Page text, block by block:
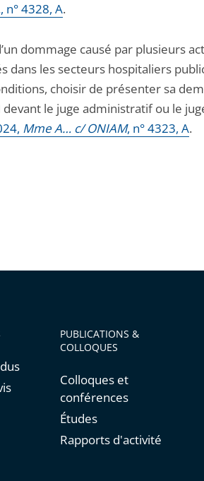
, n° 4328, A.
dommage causé par plusieurs
dans les secteurs hospitaliers
choisir de présenter sa
devant le juge administratif ou le
Mme A… c/ ONIAM, n° 4323, A.
PUBLICATIONS &
COLLOQUES
Colloques et
conférences
Études
Rapports d'activité